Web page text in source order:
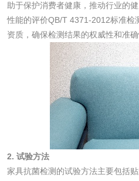
助于保护消费者健康，推动行业的
性能的评价QB/T 4371-2012标准检
资质，确保检测结果的权威性和准确
2. 试验方法
家具抗菌检测的试验方法主要包括
非金属材料
脱硫石膏
光触媒检
消毒产品
成分分析配